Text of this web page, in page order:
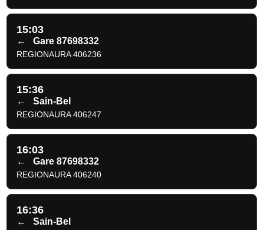
15:03
← Gare 87698332
REGIONAURA 406236
15:36
← Sain-Bel
REGIONAURA 406247
16:03
← Gare 87698332
REGIONAURA 406240
16:36
← Sain-Bel